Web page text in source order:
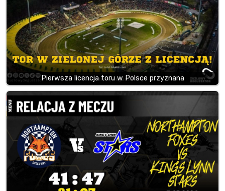
Pierwsza licencja toru w Polsce przyznana